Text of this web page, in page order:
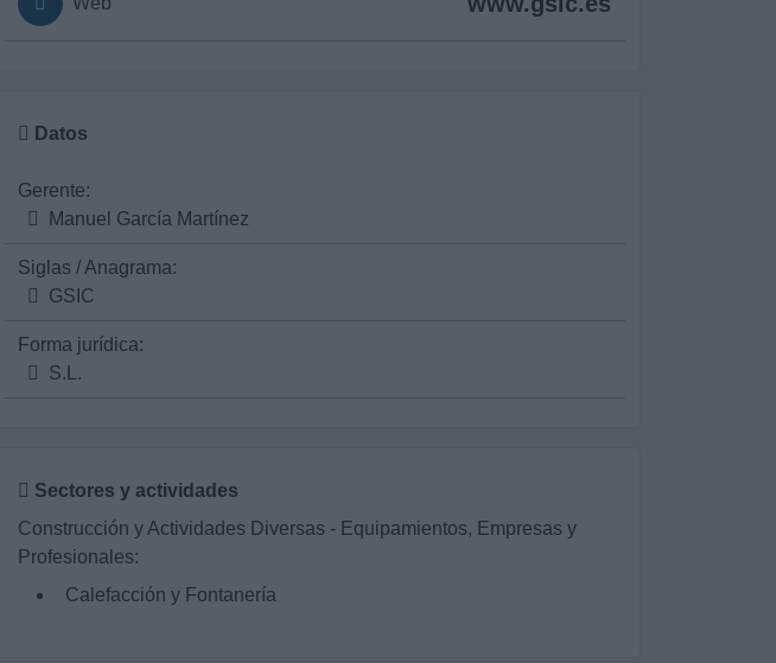
Datos
Gerente:
Manuel García Martínez
Siglas / Anagrama:
GSIC
Forma jurídica:
S.L.
Sectores y actividades
Construcción y Actividades Diversas - Equipamientos, Empresas y
Profesionales:
Calefacción y Fontanería